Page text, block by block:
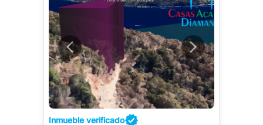
Inmueble verificado